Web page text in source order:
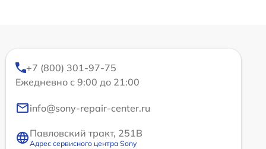
+7 (800) 301-97-75
Ежедневно с 9:00 до 21:00
info@sony-repair-center.ru
Павловский тракт, 251В
Адрес сервисного центра Sony